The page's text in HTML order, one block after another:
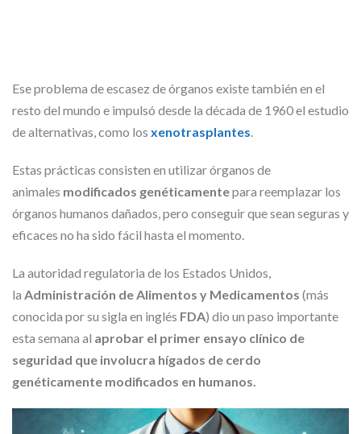
Ese problema de escasez de órganos existe también en el
resto del mundo e impulsó desde la década de 1960 el estudio
de alternativas, como los xenotrasplantes
Estas prácticas consisten en utilizar órganos de
animales modificados genéticamentepara reemplazar los
órganos humanos dañados, pero conseguir que sean seguras y
eficaces no ha sido fácil hasta el momento.
La autoridad regulatoria de los Estados Unidos,
la Administración de Alimentos y Medicamentos (más
conocida por su sigla en inglés FDA) dio un paso importante
esta semana al aprobar el primer ensayo clínico de
seguridad que involucra hígados de cerdo
genéticamente modificados en humanos.